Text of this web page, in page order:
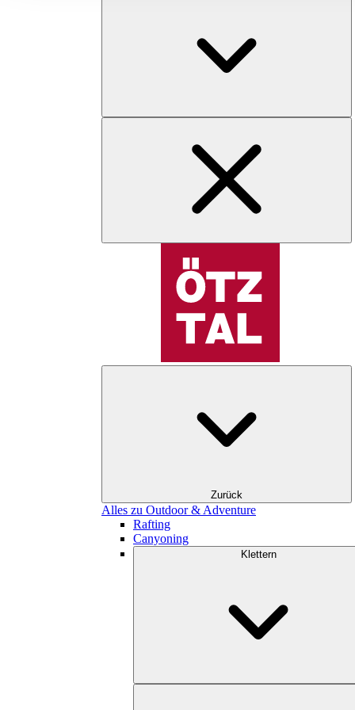
Zurück
Alles zu Outdoor & Adventure
Rafting
Canyoning
Klettern